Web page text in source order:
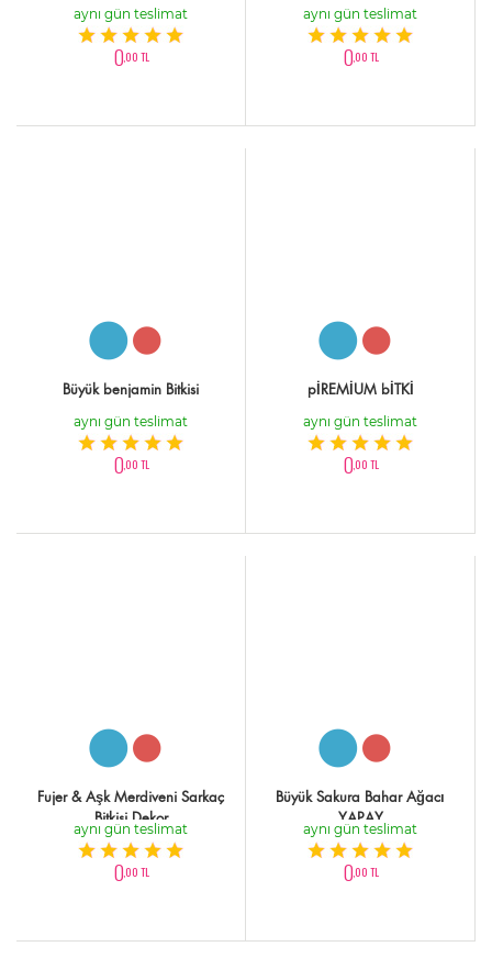
aynı gün teslimat
0,00 TL
aynı gün teslimat
0,00 TL
Büyük benjamin Bitkisi
aynı gün teslimat
0,00 TL
pİREMİUM bİTKİ
aynı gün teslimat
0,00 TL
Fujer & Aşk Merdiveni Sarkaç
Bitkisi Dekor
aynı gün teslimat
0,00 TL
Büyük Sakura Bahar Ağacı
YAPAY
aynı gün teslimat
0,00 TL